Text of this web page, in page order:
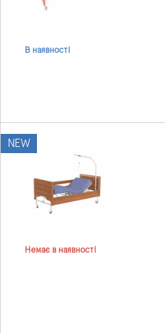
В наявності
NEW
Немає в наявності